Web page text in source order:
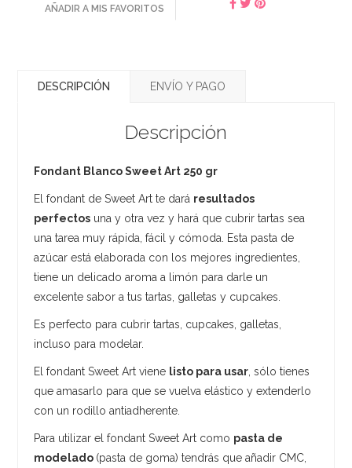
AÑADIR A MIS FAVORITOS
DESCRIPCIÓN ENVÍO Y PAGO
Descripción
Fondant Blanco Sweet Art 250 gr
El fondant de Sweet Art te dará resultados
perfectos una y otra vez y hará que cubrir tartas sea
una tarea muy rápida, fácil y cómoda. Esta pasta de
azúcar está elaborada con los mejores ingredientes,
tiene un delicado aroma a limón para darle un
excelente sabor a tus tartas, galletas y cupcakes.
Es perfecto para cubrir tartas, cupcakes, galletas,
incluso para modelar.
El fondant Sweet Art viene listo para usar , sólo tienes
que amasarlo para que se vuelva elástico y extenderlo
con un rodillo antiadherente.
Para utilizar el fondant Sweet Art como pasta de
modelado (pasta de goma) tendrás que añadir CMC,